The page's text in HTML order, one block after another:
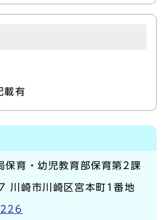
載有
保育・幼児教育部保育第2課
崎市川崎区宮本町1番地